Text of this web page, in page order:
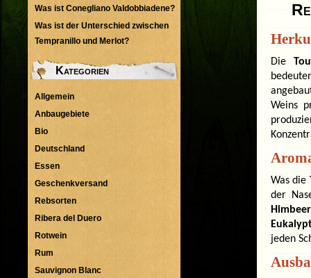
Die
Weins
Was die
der
jeden
Was ist Conegliano Valdobbiadene?
Was ist der Unterschied zwischen
Tempranillo und Merlot?
Kategorien
Allgemein
Anbaugebiete
Bio
Deutschland
Essen
Geschenkversand
Rebsorten
Ribera del Duero
Rotwein
Rum
Sauvignon Blanc